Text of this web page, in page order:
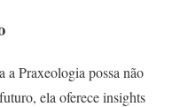
a Praxeologia possa não
ela oferece insights